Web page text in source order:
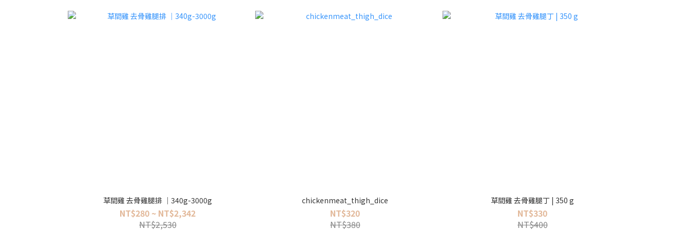
草間雞 去骨雞腿排 ｜340g-3000g
NT$280 ~ NT$2,342
NT$2,530
chickenmeat_thigh_dice
NT$320
NT$380
草間雞 去骨雞腿丁 | 350 g
NT$330
NT$400